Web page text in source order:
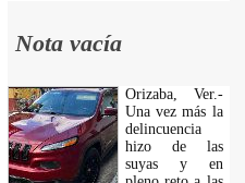
Nota vacía
Orizaba, Ver.-
Una vez más la
delincuencia
hizo de las
suyas y en